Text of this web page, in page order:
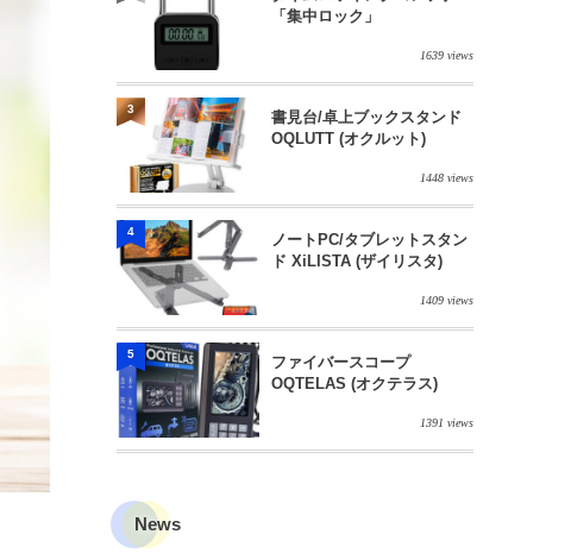
「集中ロック」
1639 views
書見台/卓上ブックスタンド
OQLUTT (オクルット)
1448 views
3
ノートPC/タブレットスタン
ド XiLISTA (ザイリスタ)
1409 views
4
ファイバースコープ
OQTELAS (オクテラス)
1391 views
5
News